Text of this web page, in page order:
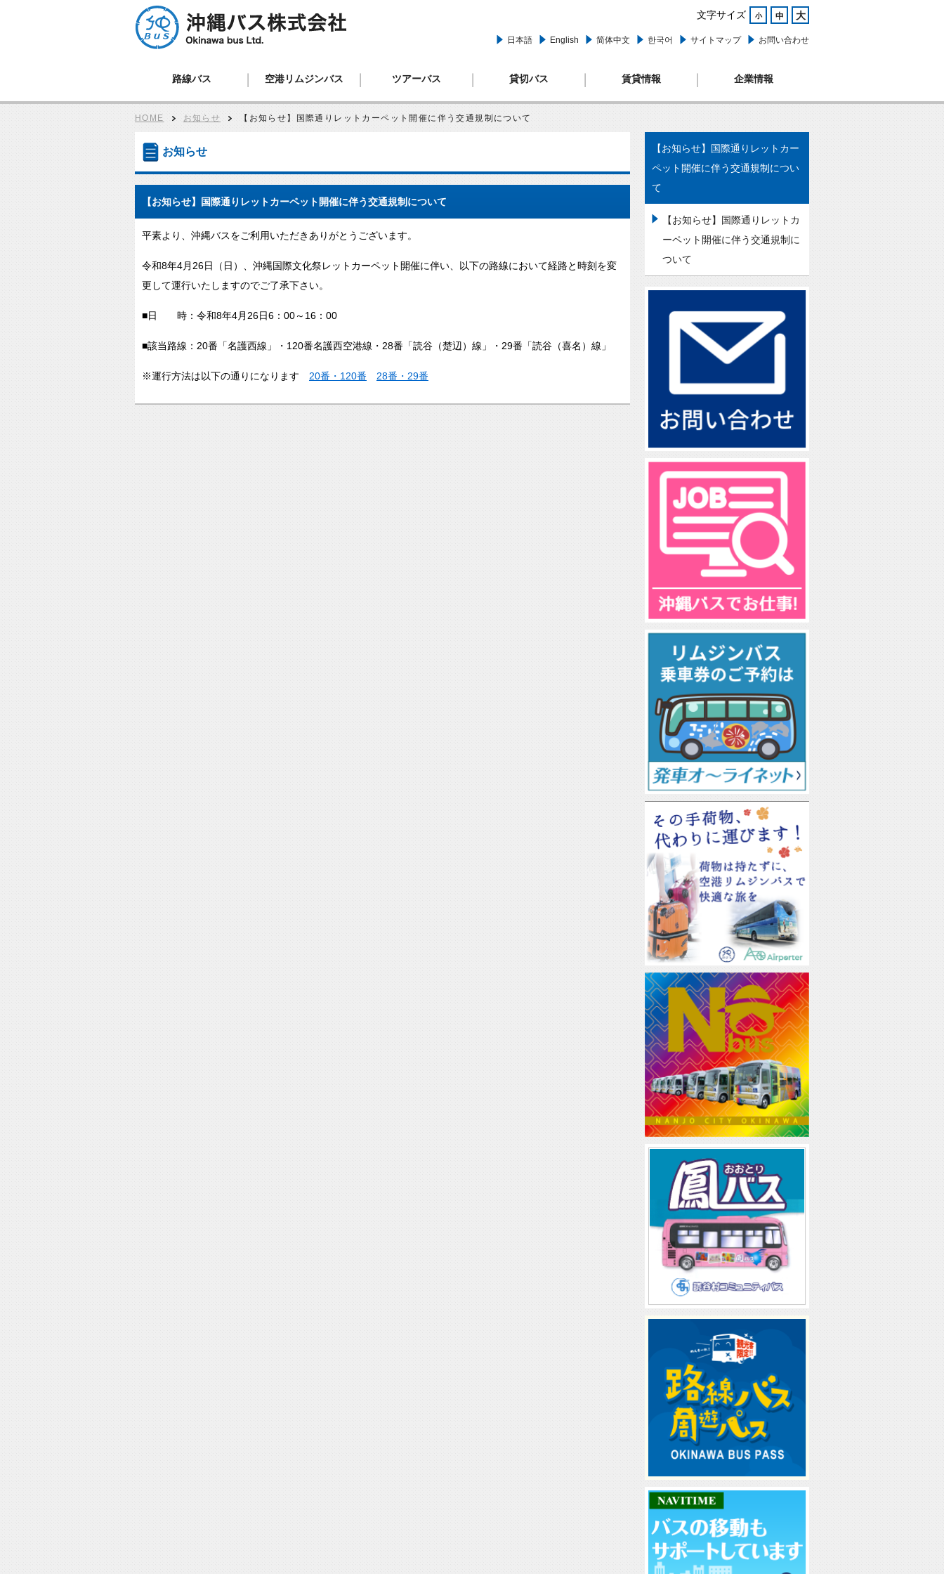
ン、貸切バスは沖縄バスへ
文字サイズ 小 中 大
日本語 English 简体中文 한국어 サイトマップ お問い合わせ
路線バス 空港リムジンバス ツアーバス 貸切バス 賃貸情報 企業情報
HOME お知らせ 【お知らせ】国際通りレットカーペット開催に伴う交通規制について
お知らせ
【お知らせ】国際通りレットカーペット開催に伴う交通規制について
平素より、沖縄バスをご利用いただきありがとうございます。
令和8年4月26日（日）、沖縄国際文化祭レットカーペット開催に伴い、以下の路線において経路と時刻を変
更して運行いたしますのでご了承下さい。
■日 時：令和8年4月26日6：00～16：00
■該当路線：20番「名護西線」・120番名護西空港線・28番「読谷（楚辺）線」・29番「読谷（喜名）線」
※運行方法は以下の通りになります 20番・120番 28番・29番
【お知らせ】国際通りレットカー
ペット開催に伴う交通規制につい
て
【お知らせ】国際通りレットカ
ーペット開催に伴う交通規制に
ついて